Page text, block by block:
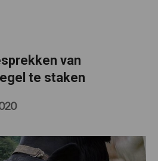
van
te staken